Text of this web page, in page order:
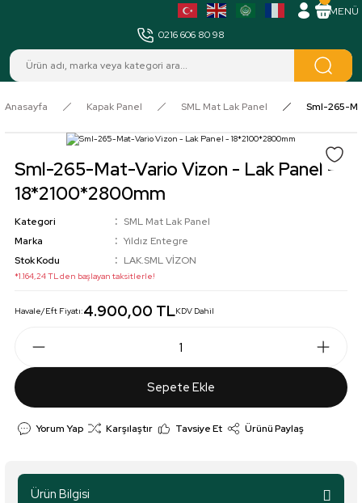
0216 606 80 98
Anasayfa Kapak Panel SML Mat Lak Panel Sml-265-
Sml-265-Mat-Vario Vizon - Lak Panel -
18*2100*2800mm
Kategori
SML Mat Lak Panel
Marka
Yıldız Entegre
Stok Kodu
LAK.SML VİZON
*1.164,24 TL den başlayan taksitlerle!
Havale/Eft Fiyatı:4.900,00 TLKDV Dahil
Sepete Ekle
Yorum Yap Karşılaştır Tavsiye Et Ürünü Paylaş
Ürün Bilgisi